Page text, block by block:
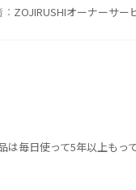
ZOJIRUSHIオーナーサー
毎日使って5年以上もっ